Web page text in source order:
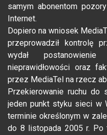
samym abonentom
Internet.
Dopiero na wniosek
przeprowadził kontrolę
wydał
nieprawidłowości oraz
przez MediaTel na rzecz
Przekierowanie ruchu
jeden punkt styku sieci w
terminie określonym w
do 8 listopada 2005 r. Po